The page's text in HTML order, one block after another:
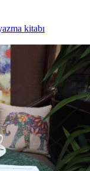
kitabı